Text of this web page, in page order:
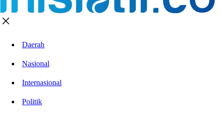
Daerah
Nasional
Internasional
Politik